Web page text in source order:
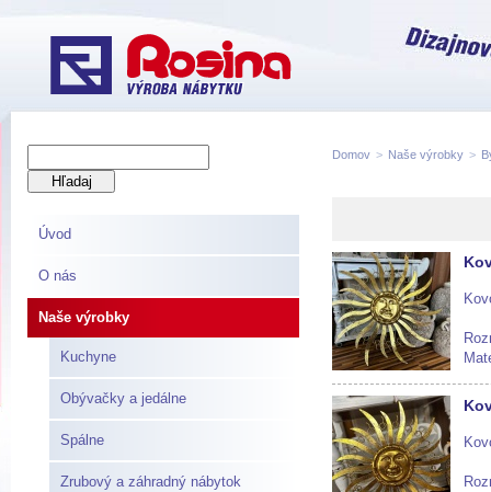
Úvod
O nás
Naše výrobky
Kuchyne
Obývačky a jedálne
Spálne
Zrubový a záhradný nábytok
Domov > Naše výrobky >